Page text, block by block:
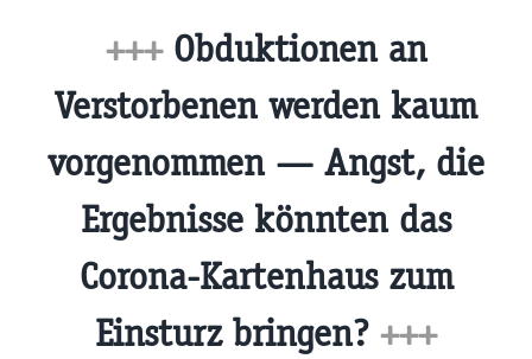
+++Obduktionen an
Verstorbenen werden kaum
vorgenommen — Angst, die
Ergebnisse könnten das
Corona-Kartenhaus zum
Einsturz bringen? +++